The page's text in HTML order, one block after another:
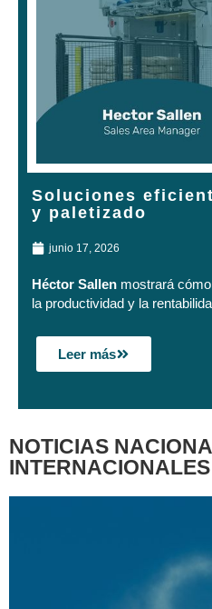
Soluciones
y paletizado
junio 17, 2026
Héctor Sallen mostrará
la productividad y la
Leer más
NOTICIAS
INTERNACIONALES